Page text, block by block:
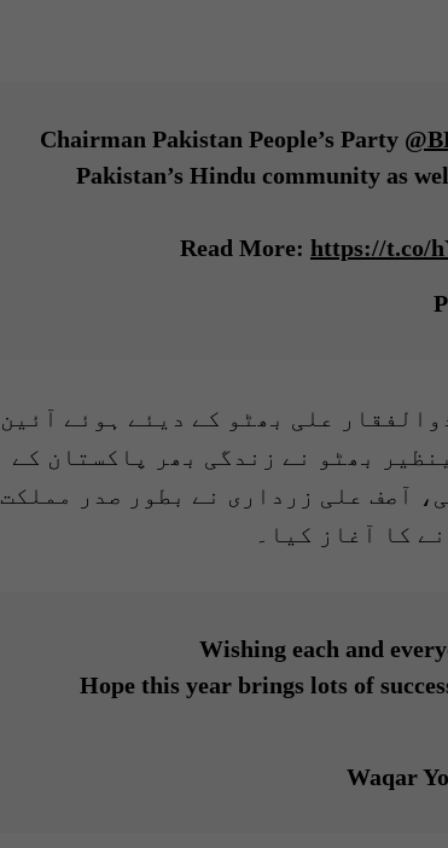
Chairman Pakistan People’s Party
Pakistan’s Hindu community as
Read More: https://t.co/
علی بھٹو کے دیئے ہوئے آئین
بھٹو نے زندگی بھر پاکستان کے
آصف علی زرداری نے بطور صدر مملکت
Wishing each and
Hope this year brings lots of